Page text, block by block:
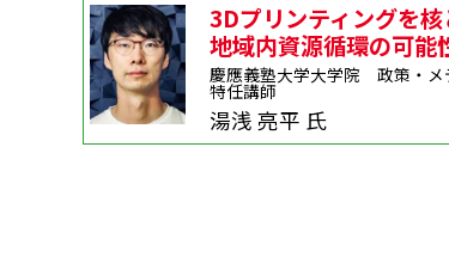
3Dプリンティングを
地域内資源循環の可能
慶應義塾大学大学院 政策・メ
特任講師
湯浅 亮平 氏